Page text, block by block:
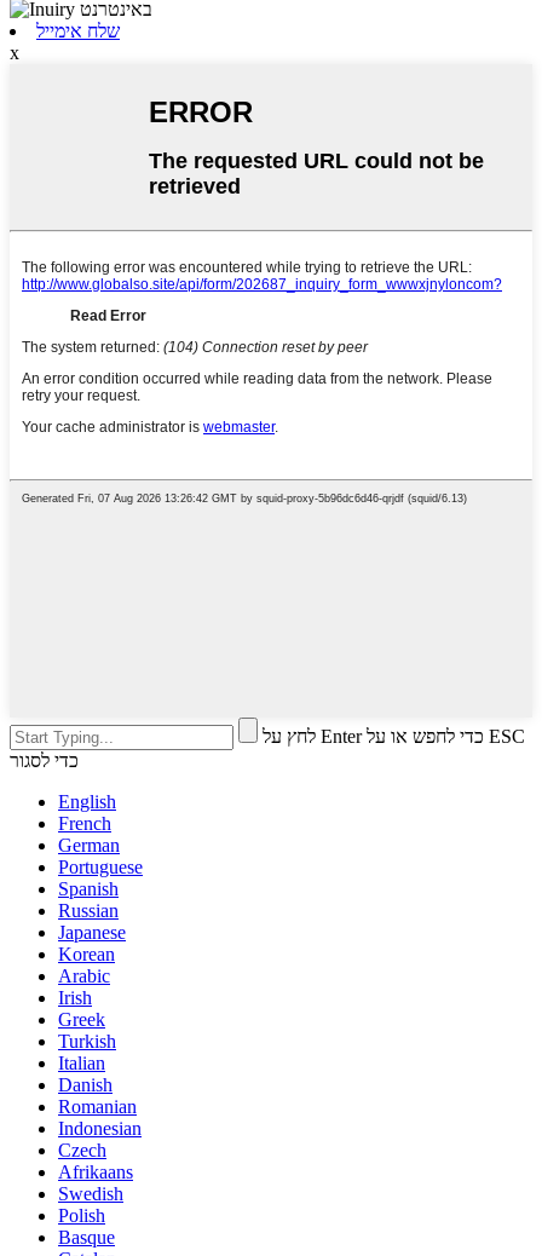
שלח אימייל
x
לחץ על Enter כדי לחפש או על ESC
כדי לסגור
English
French
German
Portuguese
Spanish
Russian
Japanese
Korean
Arabic
Irish
Greek
Turkish
Italian
Danish
Romanian
Indonesian
Czech
Afrikaans
Swedish
Polish
Basque